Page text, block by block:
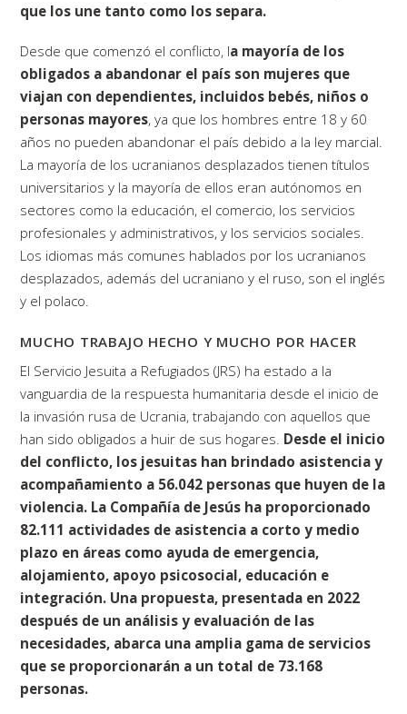
que los une tanto como los separa.
Desde que comenzó el conflicto, la mayoría de los
obligados a abandonar el país son mujeres que
viajan con dependientes, incluidos bebés, niños o
personas mayores, ya que los hombres entre 18 y 60
años no pueden abandonar el país debido a la ley marcial.
La mayoría de los ucranianos desplazados tienen títulos
universitarios y la mayoría de ellos eran autónomos en
sectores como la educación, el comercio, los servicios
profesionales y administrativos, y los servicios sociales.
Los idiomas más comunes hablados por los ucranianos
desplazados, además del ucraniano y el ruso, son el inglés
y el polaco.
MUCHO TRABAJO HECHO Y MUCHO POR HACER
El Servicio Jesuita a Refugiados (JRS) ha estado a la
vanguardia de la respuesta humanitaria desde el inicio de
la invasión rusa de Ucrania, trabajando con aquellos que
han sido obligados a huir de sus hogares. Desde el inicio
del conflicto, los jesuitas han brindado asistencia y
acompañamiento a 56.042 personas que huyen de la
violencia. La Compañía de Jesús ha proporcionado
82.111 actividades de asistencia a corto y medio
plazo en áreas como ayuda de emergencia,
alojamiento, apoyo psicosocial, educación e
integración. Una propuesta, presentada en 2022
después de un análisis y evaluación de las
necesidades, abarca una amplia gama de servicios
que se proporcionarán a un total de 73.168
personas.